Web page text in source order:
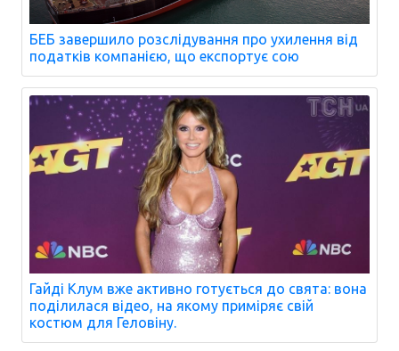
БЕБ завершило розслідування про ухилення від
податків компанією, що експортує сою
Гайді Клум вже активно готується до свята: вона
поділилася відео, на якому приміряє свій
костюм для Геловіну.